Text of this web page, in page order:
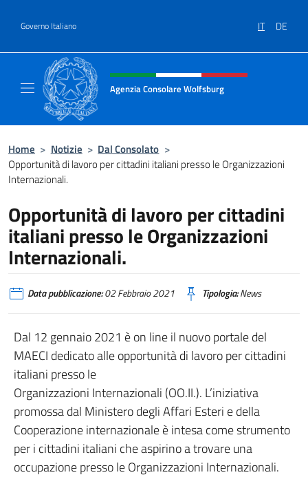
Governo Italiano IT DE
Intestazione sito, social e menù
Agenzia Consolare Wolfsburg
Home > Notizie > Dal Consolato >
Opportunità di lavoro per cittadini italiani presso le Organizzazioni
Internazionali.
Opportunità di lavoro per cittadini
italiani presso le Organizzazioni
Internazionali.
Data pubblicazione:02 Febbraio 2021 Tipologia:News
Dal 12 gennaio 2021 è on line il nuovo portale del
MAECI dedicato alle opportunità di lavoro per cittadini
italiani presso le
Organizzazioni Internazionali (OO.II.). L’iniziativa
promossa dal Ministero degli Affari Esteri e della
Cooperazione internazionale è intesa come strumento
per i cittadini italiani che aspirino a trovare una
occupazione presso le Organizzazioni Internazionali.